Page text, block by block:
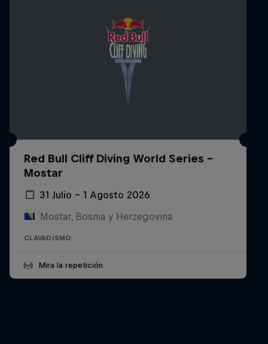
Red Bull Cliff Diving World Series -
Mostar
31 Julio – 1 Agosto 2026
Mostar, Bosnia y Herzegovina
CLAVADISMO
Mira la repetición